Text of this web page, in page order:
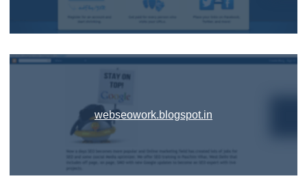
webseowork.blogspot.in